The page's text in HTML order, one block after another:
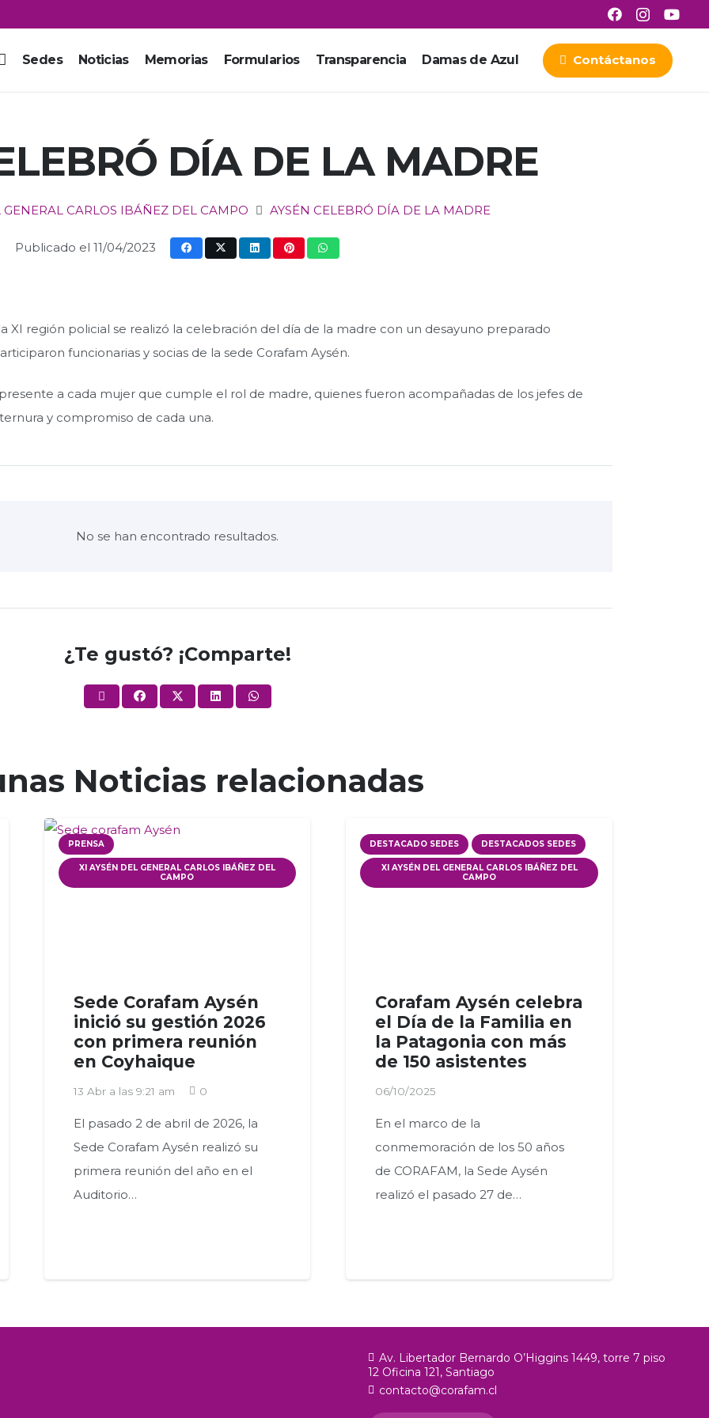
Sedes Noticias Memorias Formularios Transparencia Damas de Azul Contáctanos
DÍA DE LA MADRE
GENERAL CARLOS IBÁÑEZ DEL CAMPO AYSÉN CELEBRÓ DÍA DE LA MADRE
Publicado el11/04/2023
XI región policial se realizó la celebración del día de la madre con un desayuno preparado
funcionarias y socias de la sede Corafam Aysén.
a cada mujer que cumple el rol de madre, quienes fueron acompañadas de los jefes de
y compromiso de cada una.
No se han encontrado resultados.
¿Te gustó? ¡Comparte!
Noticias relacionadas
PRENSA
XI AYSÉN DEL GENERAL CARLOS IBÁÑEZ DEL
CAMPO
Sede Corafam Aysén
inició su gestión 2026
con primera reunión
en Coyhaique
13 Abr a las 9:21 am 0
El pasado 2 de abril de 2026, la
Sede Corafam Aysén realizó su
primera reunión del año en el
Auditorio…
DESTACADO SEDES DESTACADOS SEDES
XI AYSÉN DEL GENERAL CARLOS IBÁÑEZ DEL
CAMPO
Corafam Aysén celebra
el Día de la Familia en
la Patagonia con más
de 150 asistentes
06/10/2025
En el marco de la
conmemoración de los 50 años
de CORAFAM, la Sede Aysén
realizó el pasado 27 de…
Av. Libertador Bernardo O’Higgins 1449, torre 7 piso
12 Oficina 121, Santiago
contacto@corafam.cl